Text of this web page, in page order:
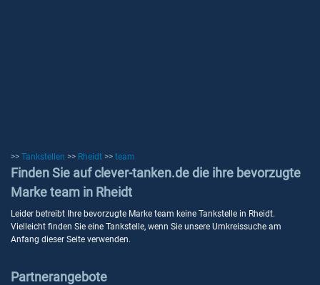
>> Tankstellen >> Rheidt >> team
Finden Sie auf clever-tanken.de die ihre bevorzugte
Marke team in Rheidt
Leider betreibt Ihre bevorzugte Marke team keine Tankstelle in Rheidt.
Vielleicht finden Sie eine Tankstelle, wenn Sie unsere Umkreissuche am
Anfang dieser Seite verwenden.
Partnerangebote